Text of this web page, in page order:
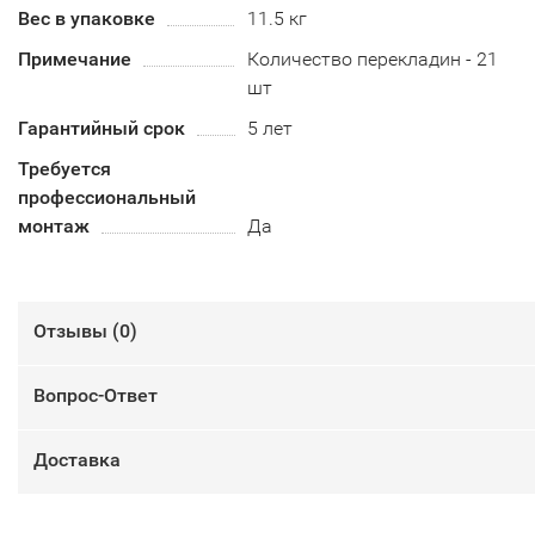
Вес в упаковке
11.5 кг
Примечание
Количество перекладин - 21
шт
Гарантийный срок
5 лет
Требуется
профессиональный
монтаж
Да
Отзывы (0)
Вопрос-Ответ
Доставка